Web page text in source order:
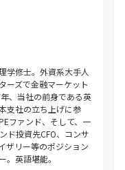
学修士。外資系大手人
ーズで金融マーケット
、当社の前身である英
支社の立ち上げに参
ファンド、そして、一
ド投資先CFO、コンサ
ザリー等のポジション
。英語堪能。